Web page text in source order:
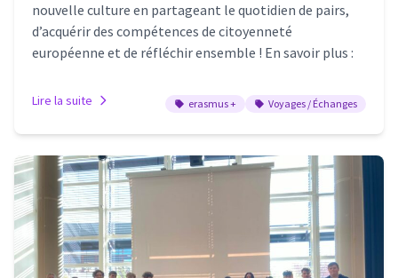
nouvelle culture en partageant le quotidien de pairs,
d’acquérir des compétences de citoyenneté
européenne et de réfléchir ensemble ! En savoir plus :
Lire la suite erasmus + Voyages / Échanges